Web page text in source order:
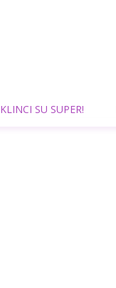
KLINCI SU SUPER!